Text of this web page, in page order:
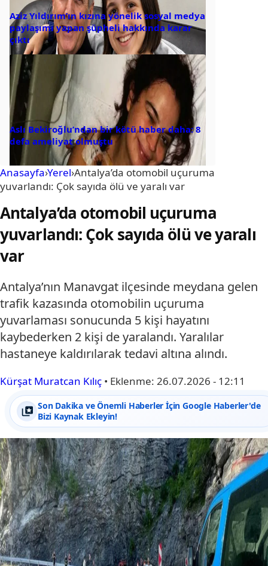
Aziz Yıldırım’ın kızına yönelik sosyal medya
paylaşımı yapan şüpheli hakkında karar
çıktı
Aslı Bekiroğlu’ndan bir kötü haber daha: 8
defa ameliyat olmuştu
Anasayfa›Yerel›Antalya’da otomobil uçuruma
yuvarlandı: Çok sayıda ölü ve yaralı var
Antalya’da otomobil uçuruma
yuvarlandı: Çok sayıda ölü ve yaralı
var
Antalya’nın Manavgat ilçesinde meydana gelen
trafik kazasında otomobilin uçuruma
yuvarlaması sonucunda 5 kişi hayatını
kaybederken 2 kişi de yaralandı. Yaralılar
hastaneye kaldırılarak tedavi altına alındı.
Kürşat Muratcan Kılıç • Eklenme: 26.07.2026 - 12:11
Son Dakika ve Önemli Haberler İçin Google Haberler'de
Bizi Kaynak Ekleyin!